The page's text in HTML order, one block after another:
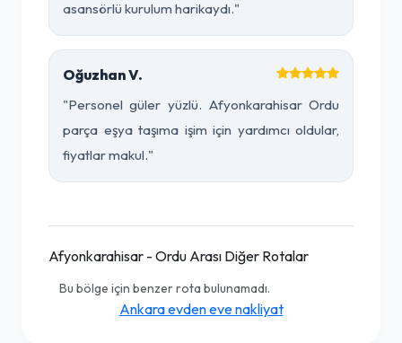
asansörlü kurulum harikaydı."
Oğuzhan V.
"Personel güler yüzlü. Afyonkarahisar Ordu
parça eşya taşıma işim için yardımcı oldular,
fiyatlar makul."
Afyonkarahisar - Ordu Arası Diğer Rotalar
Bu bölge için benzer rota bulunamadı.
Ankara evden eve nakliyat